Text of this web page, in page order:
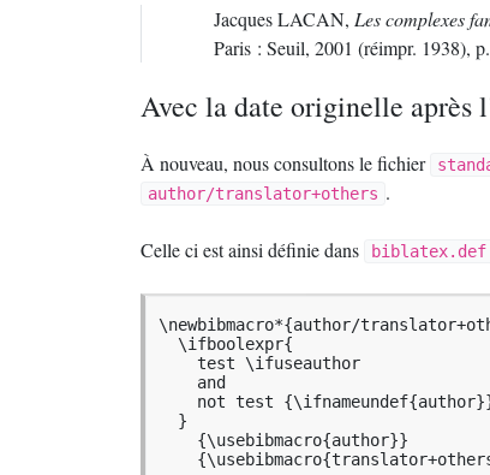
JacquesLACAN, Les complexes
Paris : Seuil, 2001 (réimpr. 1938),
Avec la date originelle après
À nouveau, nous consultons le fichier
author/translator+others .
Celle ci est ainsi définie dans biblatex.def
\newbibmacro*{author/